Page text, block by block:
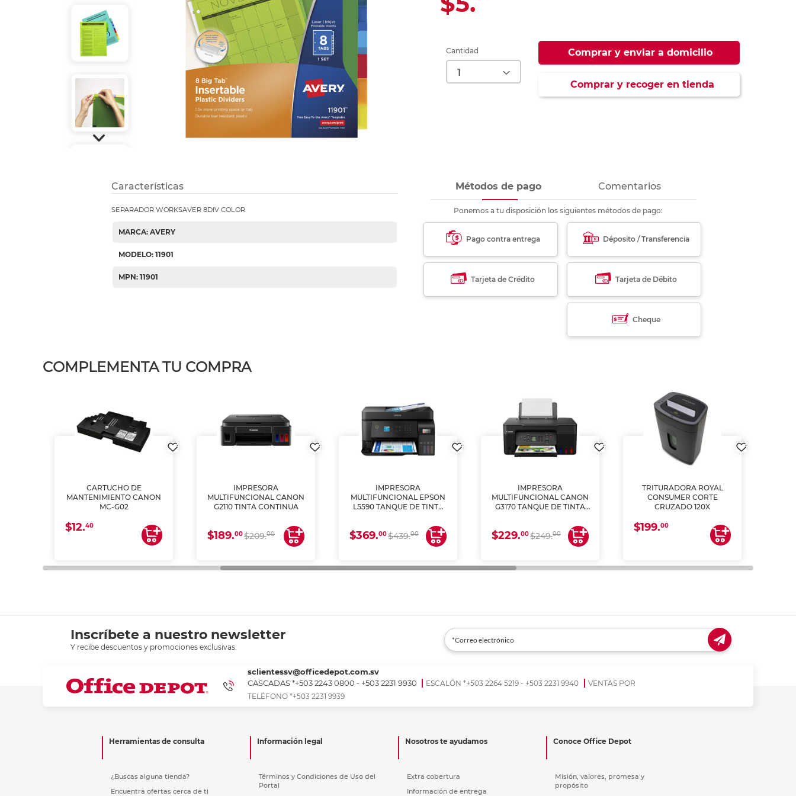
Ver más
Refuerzos para carpeta
Ver más
Ver más
Cantidad Comprar y enviar a domicilio
Comprar y recoger en tienda
Características
SEPARADOR WORKSAVER 8DIV COLOR
MARCA: AVERY
MODELO: 11901
MPN: 11901
Métodos de pago Comentarios
Ponemos a tu disposición los siguientes métodos de pago:
Pago contra entrega Déposito / Transferencia
Tarjeta de Crédito Tarjeta de Débito
Cheque
COMPLEMENTA TU COMPRA
CARTUCHO DE
MANTENIMIENTO CANON
MC-G02
$12.40
IMPRESORA
MULTIFUNCIONAL CANON
G2110 TINTA CONTINUA
$189.00$209.00
IMPRESORA
MULTIFUNCIONAL EPSON
L5590 TANQUE DE TINTA
$369.00$439.00
IMPRESORA
MULTIFUNCIONAL CANON
G3170 TANQUE DE TINTA
$229.00$249.00
TRITURADORA ROYAL
CONSUMER CORTE
CRUZADO 120X
$199.00
Inscríbete a nuestro newsletter
Y recibe descuentos y promociones exclusivas.
sclientessv@officedepot.com.sv
CASCADAS *+503 2243 0800 - +503 2231 9930
ESCALÓN *+503 2264 5219 - +503 2231 9940
VENTAS POR
TELÉFONO *+503 2231 9939
Herramientas de consulta
¿Buscas alguna tienda?
Encuentra ofertas cerca de ti
Información legal
Términos y Condiciones de Uso del
Portal
Nosotros te ayudamos
Extra cobertura
Información de entrega
Conoce Office Depot
Misión, valores, promesa y
propósito